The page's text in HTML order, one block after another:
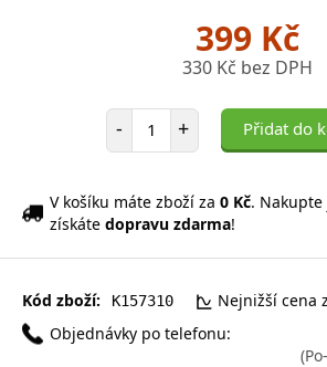
399 Kč
330 Kč bez DPH
- Počet položek
+ Přidat do
V košíku máte zboží za 0 Kč. Nakupte
získáte dopravu zdarma!
Kód zboží: K157310
Nejnižší cena
Objednávky po telefonu: